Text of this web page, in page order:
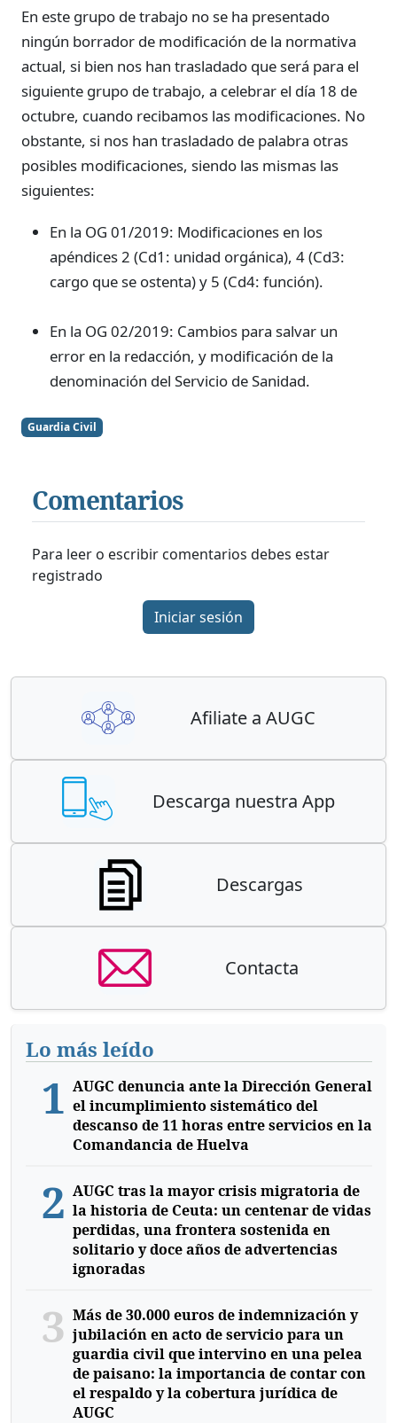
En este grupo de trabajo no se ha presentado
ningún borrador de modificación de la normativa
actual, si bien nos han trasladado que será para el
siguiente grupo de trabajo, a celebrar el día 18 de
octubre, cuando recibamos las modificaciones. No
obstante, si nos han trasladado de palabra otras
posibles modificaciones, siendo las mismas las
siguientes:
En la OG 01/2019: Modificaciones en los
apéndices 2 (Cd1: unidad orgánica), 4 (Cd3:
cargo que se ostenta) y 5 (Cd4: función).
En la OG 02/2019: Cambios para salvar un
error en la redacción, y modificación de la
denominación del Servicio de Sanidad.
Guardia Civil
Comentarios
Para leer o escribir comentarios debes estar
registrado
Iniciar sesión
Afiliate a AUGC
Descarga nuestra App
Descargas
Contacta
Lo más leído
1 AUGC denuncia ante la Dirección General
el incumplimiento sistemático del
descanso de 11 horas entre servicios en la
Comandancia de Huelva
2 AUGC tras la mayor crisis migratoria de
la historia de Ceuta: un centenar de vidas
perdidas, una frontera sostenida en
solitario y doce años de advertencias
ignoradas
3 Más de 30.000 euros de indemnización y
jubilación en acto de servicio para un
guardia civil que intervino en una pelea
de paisano: la importancia de contar con
el respaldo y la cobertura jurídica de
AUGC